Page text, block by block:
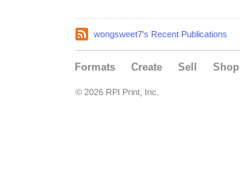
wongsweet7's Recent Publications
Formats Create Sell Shop
© 2026 RPI Print, Inc.